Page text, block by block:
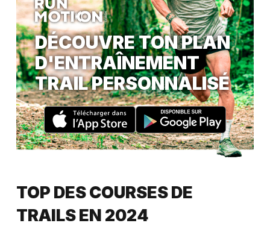
DÉCOUVRE TON PLAN
D'ENTRAÎNEMENT
TRAIL PERSONNALISÉ
TOP DES COURSES DE
TRAILS EN 2024